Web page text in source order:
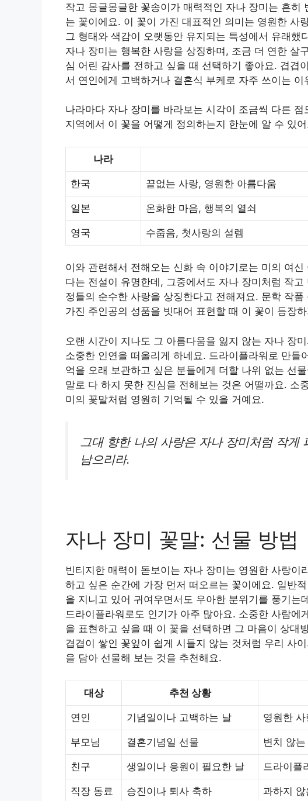
작고 몽글몽글한 꽃송이가 매력적인 자나 장미는 흔히
는 꽃이에요. 이 꽃이 가진 대표적인 의미는 영원한 사
그 형태와 색감이 오랫동안 유지되는 특성에서 유래했
자나 장미는 행복한 사랑을 상징하며, 조금 더 연한 살
심 어린 감사를 전하고 싶을 때 선택하기 좋아요. 겹겹
서 연인에게 고백하거나 결혼식 부케로 자주 쓰이는 이
나라마다 자나 장미를 바라보는 시각이 조금씩 다른
지역에서 이 꽃을 어떻게 정의하는지 한눈에 알 수 있
나라
한국 끝없는 사랑, 영원한 아름다움
일본 온화한 마음, 행복의 열쇠
영국 수줍음, 첫사랑의 설렘
이와 관련해서 전해오는 신화 속 이야기로는 미의 여
다는 전설이 유명한데, 그중에서도 자나 장미처럼 작
정들의 순수한 사랑을 상징한다고 전해져요. 문학 작
가진 주인공의 성품을 빗대어 표현할 때 이 꽃이 등장
오랜 시간이 지나도 그 아름다움을 잃지 않는 자나 장
소중한 인연을 떠올리게 하네요. 드라이플라워로 만들
억을 오래 보관하고 싶은 분들에게 더할 나위 없는 선
말로 다 하지 못한 진심을 전해보는 것은 어떨까요. 소
미의 꽃말처럼 영원히 기억될 수 있을 거예요.
그대 향한 나의 사랑은 자나 장미처럼 작게
남으리라.
자나 장미 꽃말: 선물 방법
빈티지한 매력이 돋보이는 자나 장미는 영원한 사랑이
하고 싶은 순간에 가장 먼저 떠오르는 꽃이에요. 일반
을 지니고 있어 귀여우면서도 우아한 분위기를 풍기는
드라이플라워로도 인기가 아주 많아요. 소중한 사람에
을 표현하고 싶을 때 이 꽃을 선택하면 그 마음이 상대
겹겹이 쌓인 꽃잎이 쉽게 시들지 않는 것처럼 우리 사
을 담아 선물해 보는 것을 추천해요.
대상 추천 상황
연인 기념일이나 고백하는 날 영원한
부모님 결혼기념일 선물 변치 않
친구 생일이나 응원이 필요한 날 드라이플
직장 동료 승진이나 퇴사 축하 과하지